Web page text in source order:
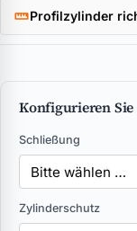
Profilzylinder
Konfigurieren
Schließung
Zylinderschutz